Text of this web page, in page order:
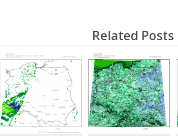
Related Posts